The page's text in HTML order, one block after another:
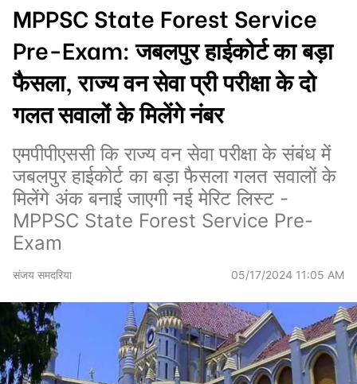
MPPSC State Forest Service
Pre-Exam: जबलपुर हाईकोर्ट का बड़ा
फैसला, राज्य वन सेवा प्री परीक्षा के दो
गलत सवालों के मिलेंगे नंबर
एमपीपीएससी कि राज्य वन सेवा परीक्षा के संबंध में
जबलपुर हाईकोर्ट का बड़ा फैसला गलत सवालों के
मिलेंगे अंक बनाई जाएगी नई मेरिट लिस्ट -
MPPSC State Forest Service Pre-
Exam
संजय समदरिया 05/17/2024 11:05 AM